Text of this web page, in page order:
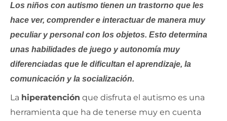
Los niños con autismo tienen un trastorno que les
hace ver, comprender e interactuar de manera muy
peculiar y personal con los objetos. Esto determina
unas habilidades de juego y autonomía muy
diferenciadas que le dificultan el aprendizaje, la
comunicación y la socialización.
La hiperatención que disfruta el autismo es una
herramienta que ha de tenerse muy en cuenta